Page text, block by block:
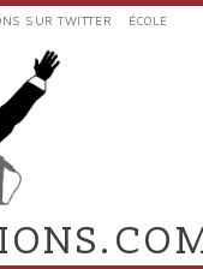
SUR TWITTER ÉCOLE